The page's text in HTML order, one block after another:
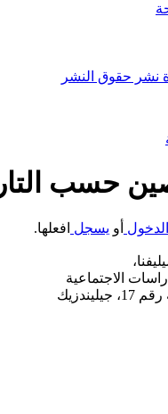
نشر حقوق النشر
حسب
أو يسجل افعلها.
الاجتماعية